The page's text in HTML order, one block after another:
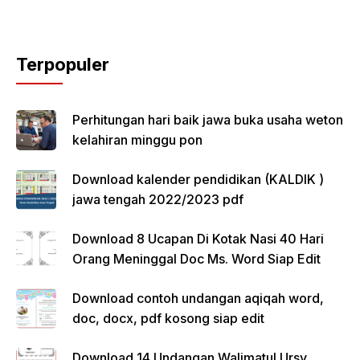
Terpopuler
Perhitungan hari baik jawa buka usaha weton
kelahiran minggu pon
Download kalender pendidikan (KALDIK )
jawa tengah 2022/2023 pdf
Download 8 Ucapan Di Kotak Nasi 40 Hari
Orang Meninggal Doc Ms. Word Siap Edit
Download contoh undangan aqiqah word,
doc, docx, pdf kosong siap edit